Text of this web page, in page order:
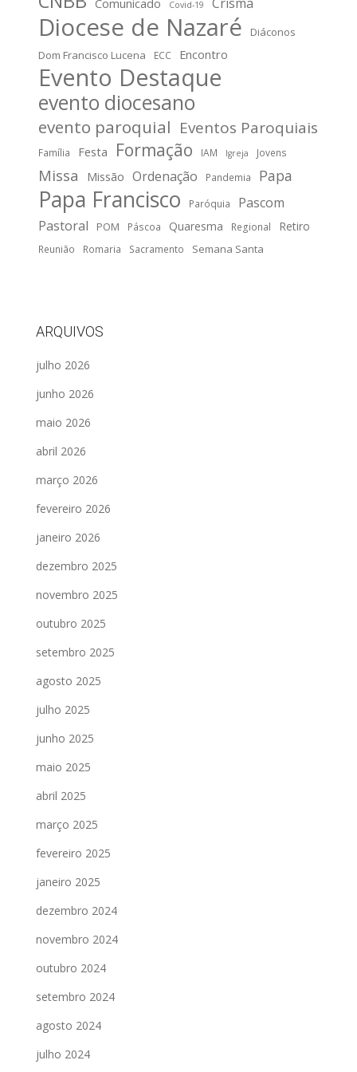
Covid-19
Diocese de Nazaré
Diáconos
Dom Francisco Lucena
ECC Encontro
Evento Destaque
evento diocesano
evento paroquial Eventos Paroquiais
Família Festa Formação IAM Igreja Jovens
Missa Missão Ordenação Pandemia Papa
Papa Francisco Paróquia
Pascom
Pastoral
POM Páscoa Quaresma Regional Retiro
Reunião Romaria Sacramento Semana Santa
ARQUIVOS
julho 2026
junho 2026
maio 2026
abril 2026
março 2026
fevereiro 2026
janeiro 2026
dezembro 2025
novembro 2025
outubro 2025
setembro 2025
agosto 2025
julho 2025
junho 2025
maio 2025
abril 2025
março 2025
fevereiro 2025
janeiro 2025
dezembro 2024
novembro 2024
outubro 2024
setembro 2024
agosto 2024
julho 2024